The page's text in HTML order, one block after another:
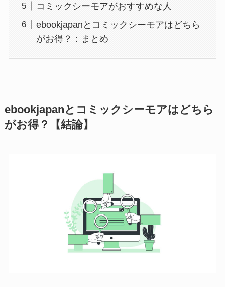
コミックシーモアがおすすめな人
ebookjapanとコミックシーモアはどちら
がお得？：まとめ
ebookjapanとコミックシーモアはどちら
がお得？【結論】